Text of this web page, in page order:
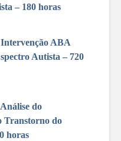
– 180 horas
ABA
Autista – 720
do
Transtorno do
horas